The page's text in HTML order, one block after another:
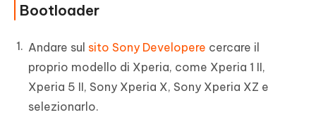
Bootloader
Andare sul sito Sony Developere cercare il
proprio modello di Xperia, come Xperia 1 II,
Xperia 5 II, Sony Xperia X, Sony Xperia XZ e
selezionarlo.